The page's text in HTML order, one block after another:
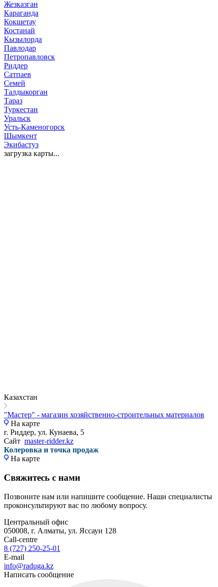
Жезказган
Караганда
Кокшетау
Костанай
Кызылорда
Павлодар
Петропавловск
Риддер
Сатпаев
Семей
Талдыкорган
Тараз
Туркестан
Уральск
Усть-Каменогорск
Шымкент
Экибастуз
загрузка карты...
Казахстан
"Мастер" - магазин хозяйственно-строительных материалов
На карте
г. Риддер, ул. Кунаева, 5
Сайт master-ridder.kz
Колеровка и точка продаж
На карте
Свяжитесь с нами
Позвоните нам или напишите сообщение. Наши специалисты
проконсультируют вас по любому вопросу.
Центральный офис
050008, г. Алматы, ул. Яссауи 128
Call-centre
8 (727) 250-25-01
E-mail
info@raduga.kz
Написать сообщение